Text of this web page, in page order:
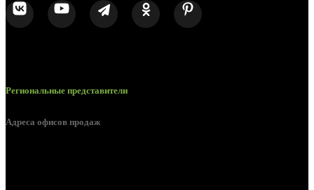
Региональные представители
Адреса офисов продаж